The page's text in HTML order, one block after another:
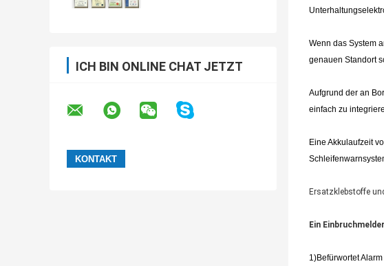
ICH BIN ONLINE CHAT JETZT
Wenn das System
genauen Standort
Aufgrund der an
einfach zu
Eine Akkulaufzeit
Ersatzklebstoffe
Ein
1)Befürwortet